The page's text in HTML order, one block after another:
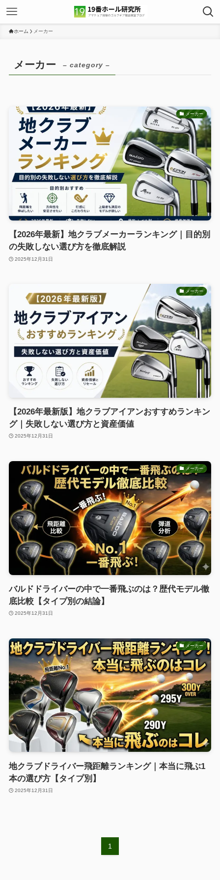
ホーム メーカー
メーカー – category –
メーカー
【2026年最新】地クラブメーカーランキング｜目的別
の失敗しない選び方を徹底解説
2025年12月31日
メーカー
【2026年最新版】地クラブアイアンおすすめランキン
グ｜失敗しない選び方と資産価値
2025年12月31日
メーカー
バルドドライバーの中で一番飛ぶのは？歴代モデル徹
底比較【タイプ別の結論】
2025年12月31日
メーカー
地クラブドライバー飛距離ランキング｜本当に飛ぶ1
本の選び方【タイプ別】
2025年12月31日
1